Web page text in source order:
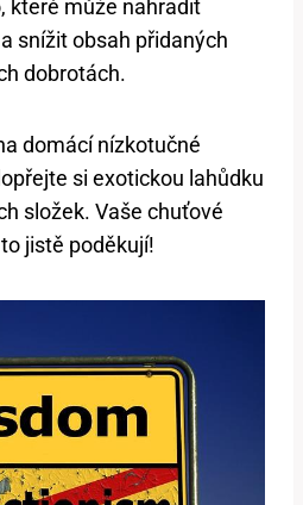
které může nahradit
snížit obsah přidaných
dobrotách.
domácí nízkotučné
si exotickou lahůdku
složek. Vaše chuťové
jistě poděkují!